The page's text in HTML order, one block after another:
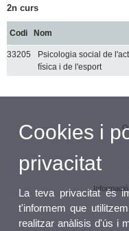
2n curs
Codi Nom
33205
Psicologia social de
física i de l'esport
Cookies i
privacitat
La teva privacitat és
t'informem que
realitzar anàlisis d'ús i